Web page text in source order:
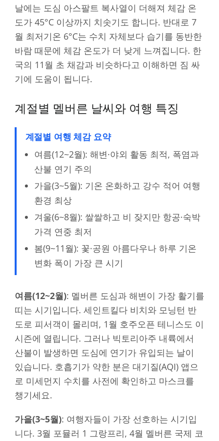
날에는 도심 아스팔트 복사열이 더해져 체감 온
도가 45°C 이상까지 치솟기도 합니다. 반대로 7
월 최저기온 6°C는 수치 자체보다 습기를 동반한
바람 때문에 체감 온도가 더 낮게 느껴집니다. 한
국의 11월 초 채감과 비슷하다고 이해하면 짐 싸
기에 도움이 됩니다.
계절별 멜버른 날씨와 여행 특징
계절별 여행 체감 요약
여름(12~2월): 해변·야외 활동 최적, 폭염과
산불 연기 주의
가을(3~5월): 기온 온화하고 강수 적어 여행
환경 최상
겨울(6~8월): 쌀쌀하고 비 잦지만 항공·숙박
가격 연중 최저
봄(9~11월): 꽃·공원 아름다우나 하루 기온
변화 폭이 가장 큰 시기
여름(12~2월): 멜버른 도심과 해변이 가장 활기를
띠는 시기입니다. 세인트킬다 비치와 모닝턴 반
도로 피서객이 몰리며, 1월 호주오픈 테니스도 이
시즌에 열립니다. 그러나 빅토리아주 내륙에서
산불이 발생하면 도심에 연기가 유입되는 날이
있습니다. 호흡기가 약한 분은 대기질(AQI) 앱으
로 미세먼지 수치를 사전에 확인하고 마스크를
챙기세요.
가을(3~5월): 여행자들이 가장 선호하는 시기입
니다. 3월 포뮬러 1 그랑프리, 4월 멜버른 국제 코